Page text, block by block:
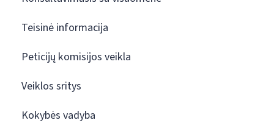
Teisinė informacija
Peticijų komisijos veikla
Veiklos sritys
Kokybės vadyba